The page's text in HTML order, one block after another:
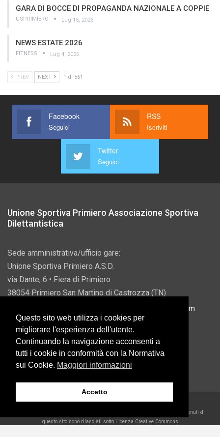
GARA DI BOCCE DI PROPAGANDA NAZIONALE A COPPIE
USPRIMIERO Lug 15, 2026
NEWS ESTATE 2026
FITNESS Lug 4, 2026
PREV NEXT 1 di 561
Facebook
Seguici
RSS
Iscriviti
Twitter
Seguici
Unione Sportiva Primiero Associazione Sportiva
Dilettantistica
Sede amministrativa/ufficio gare:
Unione Sportiva Primiero A.S.D.
via Dante, 6 • Fiera di Primiero
38054 Primiero San Martino di Castrozza (TN)
info@usprimiero.com
Vantaggi da Pubblica Amministrazione
Eccetto dove diversamente specificato, i contenuti di
questo sito sono rilasciati sotto Licenza Creative Commons
Questo sito web utilizza i cookies per
migliorare l'esperienza dell'utente.
Continuando la navigazione acconsenti a
tutti i cookie in conformità con la Normativa
sui Cookie. Maggiori informazioni
Accetto